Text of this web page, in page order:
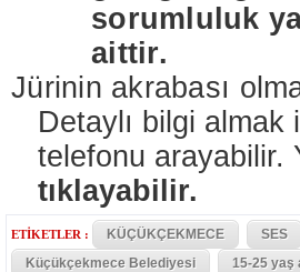
sorumluluk
aittir.
Jürinin akrabası
Detaylı bilgi almak
telefonu arayabilir.
tıklayabilir.
ETİKETLER : KÜÇÜKÇEKMECE SES
Küçükçekmece Belediyesi
15-25 yaş